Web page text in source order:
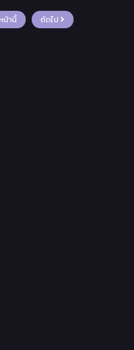
น้านี้ ถัดไป